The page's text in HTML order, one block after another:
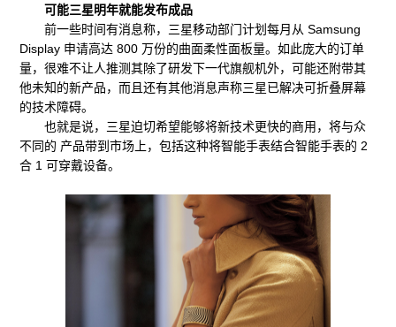
可能三星明年就能发布成品
前一些时间有消息称，三星移动部门计划每月从 Samsung
Display 申请高达 800 万份的曲面柔性面板量。如此庞大的订单
量，很难不让人推测其除了研发下一代旗舰机外，可能还附带其
他未知的新产品，而且还有其他消息声称三星已解决可折叠屏幕
的技术障碍。
也就是说，三星迫切希望能够将新技术更快的商用，将与众
不同的 产品带到市场上，包括这种将智能手表结合智能手表的 2
合 1 可穿戴设备。